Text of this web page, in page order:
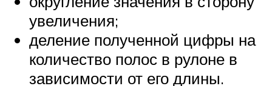
увеличения;
деление полученной цифры на
количество полос в рулоне в
зависимости от его длины.